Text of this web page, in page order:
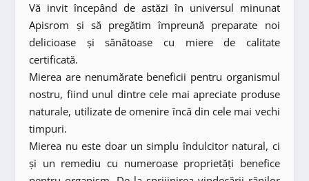
Vă invit începând de astăzi în universul minunat
Apisrom și să pregătim împreună preparate noi
delicioase și sănătoase cu miere de calitate
certificată.
Mierea are nenumărate beneficii pentru organismul
nostru, fiind unul dintre cele mai apreciate produse
naturale, utilizate de omenire încă din cele mai vechi
timpuri.
Mierea nu este doar un simplu îndulcitor natural, ci
și un remediu cu numeroase proprietăți benefice